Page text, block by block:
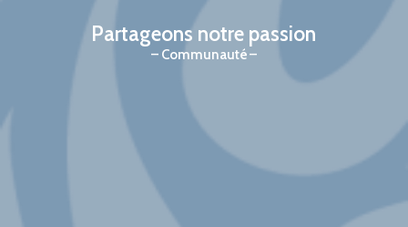
Partageons notre passion
Communauté